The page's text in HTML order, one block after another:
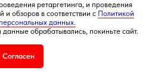
ретаргетинга, и проведения
и обзоров в соответствии с Политикой
данных.
обрабатывались, покиньте сайт.
Согласен